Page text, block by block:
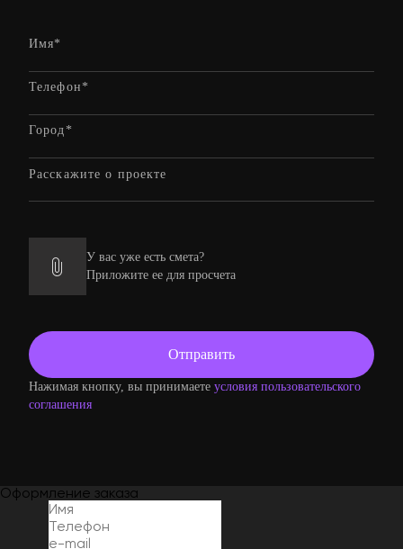
У вас уже есть смета?
Приложите ее для просчета
Нажимая кнопку, вы принимаете условия пользовательского
соглашения
Оформление заказа